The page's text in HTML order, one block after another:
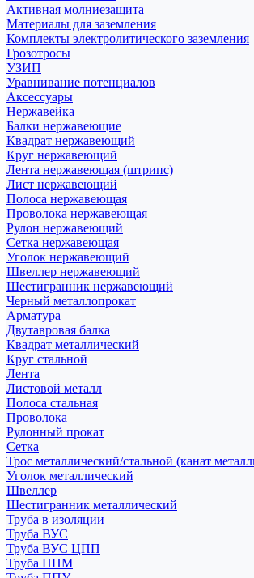
Активная молниезащита
Материалы для заземления
Комплекты электролитического заземления
Грозотросы
УЗИП
Уравнивание потенциалов
Аксессуары
Нержавейка
Балки нержавеющие
Квадрат нержавеющий
Круг нержавеющий
Лента нержавеющая (штрипс)
Лист нержавеющий
Полоса нержавеющая
Проволока нержавеющая
Рулон нержавеющий
Сетка нержавеющая
Уголок нержавеющий
Швеллер нержавеющий
Шестигранник нержавеющий
Черный металлопрокат
Арматура
Двутавровая балка
Квадрат металлический
Круг стальной
Лента
Листовой металл
Полоса стальная
Проволока
Рулонный прокат
Сетка
Трос металлический/стальной (канат
Уголок металлический
Швеллер
Шестигранник металлический
Труба в изоляции
Труба ВУС
Труба ВУС ЦПП
Труба ППМ